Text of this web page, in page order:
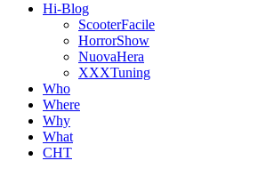
Hi-Blog
ScooterFacile
HorrorShow
NuovaHera
XXXTuning
Who
Where
Why
What
CHT